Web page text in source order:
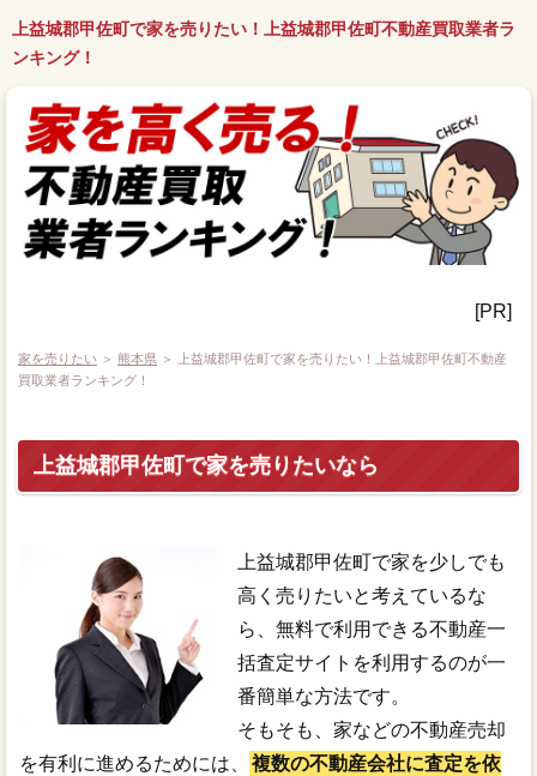
上益城郡甲佐町で家を売りたい！上益城郡甲佐町不動産買取業者ラ
ンキング！
[PR]
家を売りたい ＞ 熊本県 ＞ 上益城郡甲佐町で家を売りたい！上益城郡甲佐町不動産
買取業者ランキング！
上益城郡甲佐町で家を売りたいなら
上益城郡甲佐町で家を少しでも
高く売りたいと考えているな
ら、無料で利用できる不動産一
括査定サイトを利用するのが一
番簡単な方法です。
そもそも、家などの不動産売却
を有利に進めるためには、
複数の不動産会社に査定を依